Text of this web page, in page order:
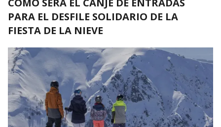
CÓMO SERÁ EL CANJE DE ENTRADAS
PARA EL DESFILE SOLIDARIO DE LA
FIESTA DE LA NIEVE